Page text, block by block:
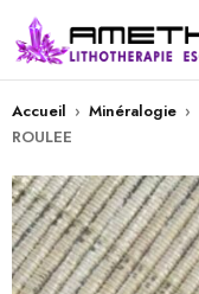
Accueil › Minéralogie ›
ROULEE